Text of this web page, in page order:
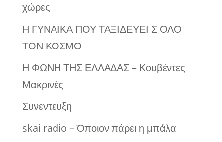
χώρες
Η ΓΥΝΑΙΚΑ ΠΟΥ ΤΑΞΙΔΕΥΕΙ Σ ΟΛΟ
ΤΟΝ ΚΟΣΜΟ
Η ΦΩΝΗ ΤΗΣ ΕΛΛΑΔΑΣ – Κουβέντες
Μακρινές
Συνεντευξη
skai radio – Όποιον πάρει η μπάλα